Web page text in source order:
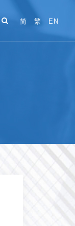
简 繁 EN